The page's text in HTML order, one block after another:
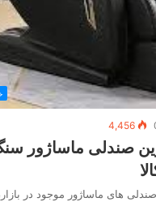
4,456
صندلی ماساژور
های ماساژور موجود در